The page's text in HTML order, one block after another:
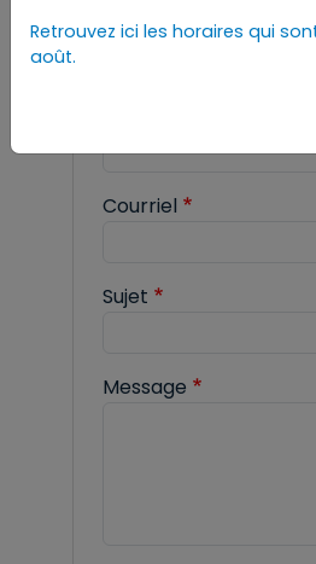
Courriel
Sujet
Message
Retrouvez ici les horaires qui
août.